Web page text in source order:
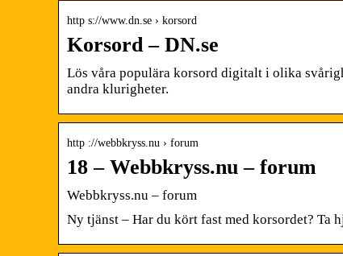
http s://www.dn.se › korsord
Korsord – DN.se
Lös våra populära korsord digitalt i olika
andra klurigheter.
http ://webbkryss.nu › forum
18 – Webbkryss.nu – forum
Webbkryss.nu – forum
Ny tjänst – Har du kört fast med korsordet? Ta